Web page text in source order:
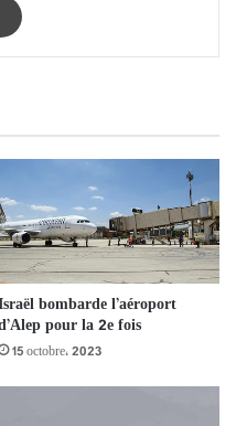
bombarde l’aéroport
pour la 2e fois
15 octobre، 2023